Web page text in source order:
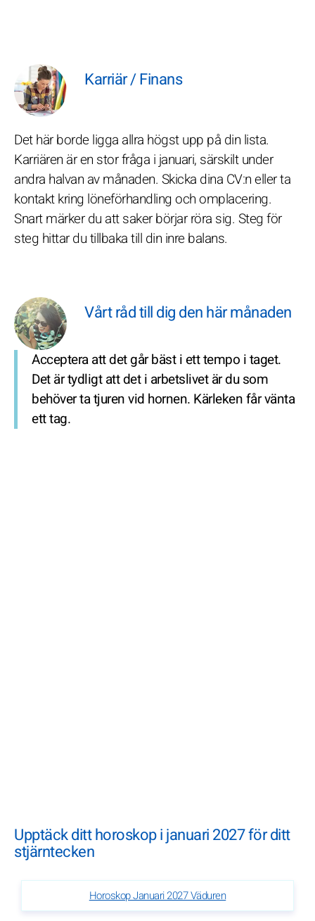
Karriär / Finans
Det här borde ligga allra högst upp på din lista.
Karriären är en stor fråga i januari, särskilt under
andra halvan av månaden. Skicka dina CV:n eller ta
kontakt kring löneförhandling och omplacering.
Snart märker du att saker börjar röra sig. Steg för
steg hittar du tillbaka till din inre balans.
Vårt råd till dig den här månaden
Acceptera att det går bäst i ett tempo i taget.
Det är tydligt att det i arbetslivet är du som
behöver ta tjuren vid hornen. Kärleken får vänta
ett tag.
Upptäck ditt horoskop i januari 2027 för ditt
stjärntecken
Horoskop Januari 2027 Väduren